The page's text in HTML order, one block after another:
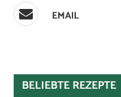
EMAIL
BELIEBTE REZEPTE